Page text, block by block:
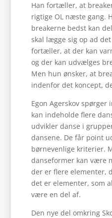
Han fortæller, at
rigtige OL næste gang.
breakerne bedst kan
skal lægge sig op ad
fortæller, at der kan
og der kan udvælges
Men hun ønsker, at
indenfor det koncept,
Egon Agerskov
kan indeholde flere
udvikler danse i
dansene. De får point
børnevenlige kriterier.
danseformer kan være
der er flere elementer,
det er elementer, som
være en del af.
Den nye del omkring